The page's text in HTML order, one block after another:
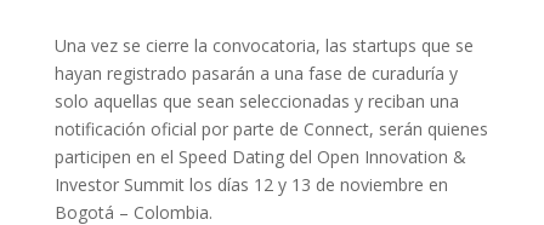
Una vez se cierre la convocatoria, las startups que se
hayan registrado pasarán a una fase de curaduría y
solo aquellas que sean seleccionadas y reciban una
notificación oficial por parte de Connect, serán quienes
participen en el Speed Dating del Open Innovation &
Investor Summit los días 12 y 13 de noviembre en
Bogotá – Colombia.